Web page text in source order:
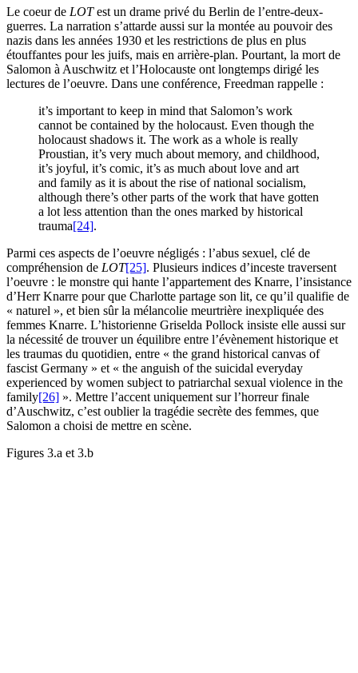
Le coeur de LOTest un drame privé du Berlin de l’entre-deux-
guerres. La narration s’attarde aussi sur la montée au pouvoir des
nazis dans les années 1930 et les restrictions de plus en plus
étouffantes pour les juifs, mais en arrière-plan. Pourtant, la mort de
Salomon à Auschwitz et l’Holocauste ont longtemps dirigé les
lectures de l’oeuvre. Dans une conférence, Freedman rappelle :
it’s important to keep in mind that Salomon’s work
cannot be contained by the holocaust. Even though the
holocaust shadows it. The work as a whole is really
Proustian, it’s very much about memory, and childhood,
it’s joyful, it’s comic, it’s as much about love and art
and family as it is about the rise of national socialism,
although there’s other parts of the work that have gotten
a lot less attention than the ones marked by historical
trauma[24].
Parmi ces aspects de l’oeuvre négligés : l’abus sexuel, clé de
compréhension de LOT[25]. Plusieurs indices d’inceste traversent
l’oeuvre : le monstre qui hante l’appartement des Knarre, l’insistance
d’Herr Knarre pour que Charlotte partage son lit, ce qu’il qualifie de
« naturel », et bien sûr la mélancolie meurtrière inexpliquée des
femmes Knarre. L’historienne Griselda Pollock insiste elle aussi sur
la nécessité de trouver un équilibre entre l’évènement historique et
les traumas du quotidien, entre « the grand historical canvas of
fascist Germany » et « the anguish of the suicidal everyday
experienced by women subject to patriarchal sexual violence in the
family[26] ». Mettre l’accent uniquement sur l’horreur finale
d’Auschwitz, c’est oublier la tragédie secrète des femmes, que
Salomon a choisi de mettre en scène.
Figures 3.a et 3.b